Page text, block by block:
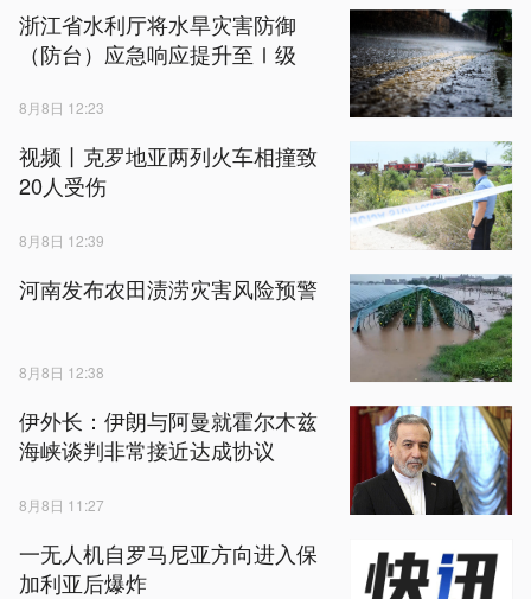
浙江省水利厅将水旱灾害防御
（防台）应急响应提升至Ⅰ级
8月8日 12:23
视频丨克罗地亚两列火车相撞致
20人受伤
8月8日 12:39
河南发布农田渍涝灾害风险预警
8月8日 12:38
伊外长：伊朗与阿曼就霍尔木兹
海峡谈判非常接近达成协议
8月8日 11:27
一无人机自罗马尼亚方向进入保
加利亚后爆炸